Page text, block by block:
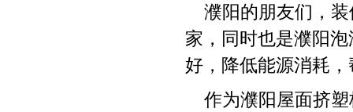
濮阳的朋友们，
家，同时也是濮阳
好，降低能源消耗
作为濮阳屋面挤